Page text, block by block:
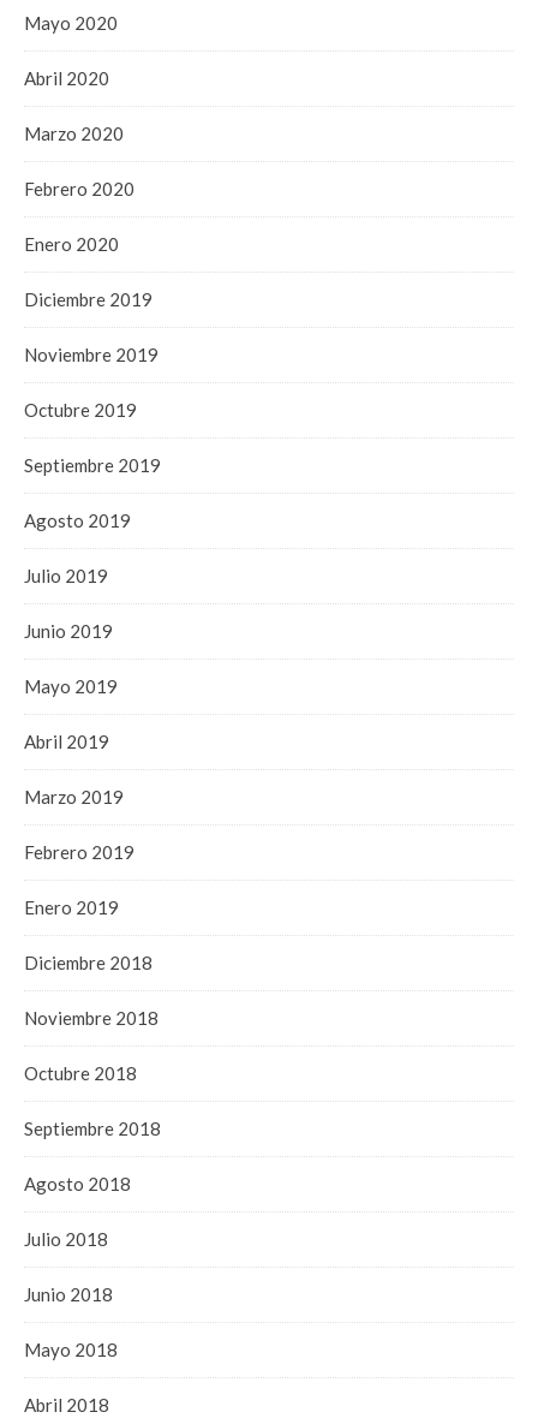
Mayo 2020
Abril 2020
Marzo 2020
Febrero 2020
Enero 2020
Diciembre 2019
Noviembre 2019
Octubre 2019
Septiembre 2019
Agosto 2019
Julio 2019
Junio 2019
Mayo 2019
Abril 2019
Marzo 2019
Febrero 2019
Enero 2019
Diciembre 2018
Noviembre 2018
Octubre 2018
Septiembre 2018
Agosto 2018
Julio 2018
Junio 2018
Mayo 2018
Abril 2018